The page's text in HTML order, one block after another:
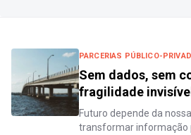
PARCERIAS PÚBLICO-
Sem dados, sem
fragilidade
Futuro depende da
transformar informação